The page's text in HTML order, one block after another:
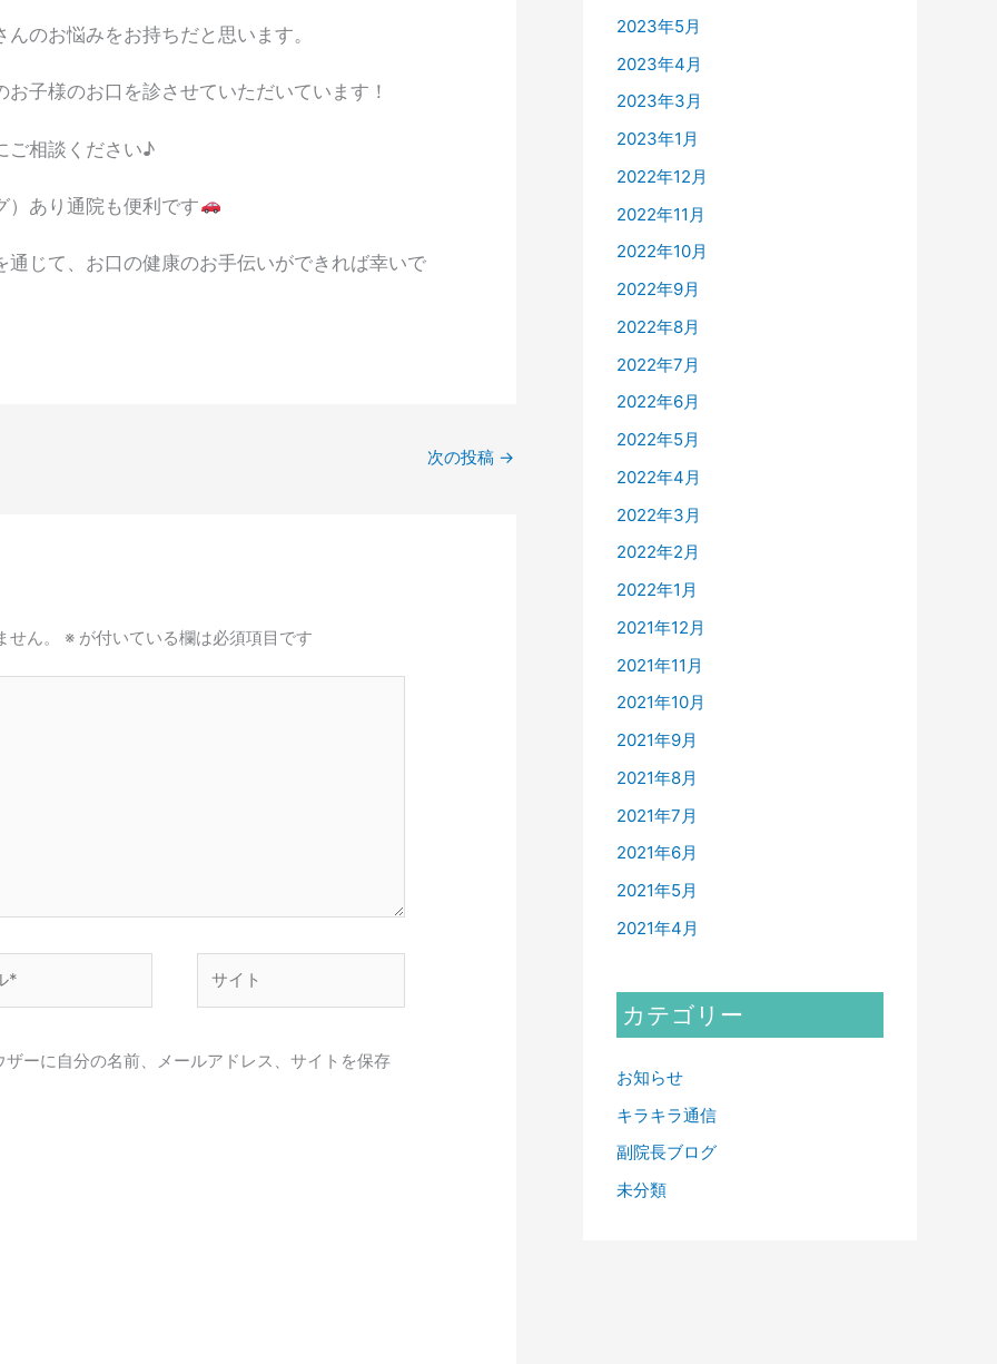
のお悩みをお持ちだと思います。
子様のお口を診させていただいています！
ご相談ください♪
）あり通院も便利です
じて、お口の健康のお手伝いができれば幸いで
次の投稿 →
ん。 ※ が付いている欄は必須項目です
ーに自分の名前、メールアドレス、サイトを保存
2023年5月
2023年4月
2023年3月
2023年1月
2022年12月
2022年11月
2022年10月
2022年9月
2022年8月
2022年7月
2022年6月
2022年5月
2022年4月
2022年3月
2022年2月
2022年1月
2021年12月
2021年11月
2021年10月
2021年9月
2021年8月
2021年7月
2021年6月
2021年5月
2021年4月
カテゴリー
お知らせ
キラキラ通信
副院長ブログ
未分類